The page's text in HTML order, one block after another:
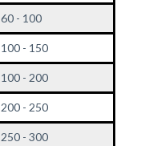
60 - 100
100 - 150
100 - 200
200 - 250
250 - 300